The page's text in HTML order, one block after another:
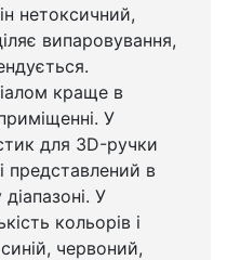
нетоксичний,
випаровування,
краще в
У
для 3D-ручки
представлений в
У
кольорів і
червоний,